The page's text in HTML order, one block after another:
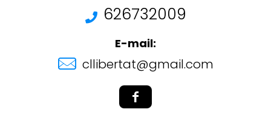
626732009
E-mail:
cllibertat@gmail.com